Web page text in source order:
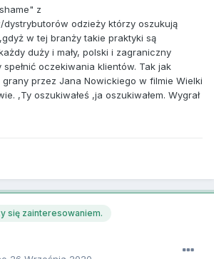
z
odzieży którzy oszukują
w tej branży takie praktyki są
duży i mały, polski i zagraniczny
spełnić oczekiwania klientów. Tak jak
przez Jana Nowickiego w filmie Wielki
,Ty oszukiwałeś ,ja oszukiwałem. Wygrał
się zainteresowaniem.